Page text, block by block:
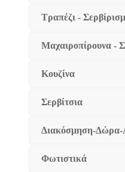
Τραπέζι -
Μαχαιροπίρουνα -
Κουζίνα
Σερβίτσια
Διακόσμηση-
Φωτιστικά